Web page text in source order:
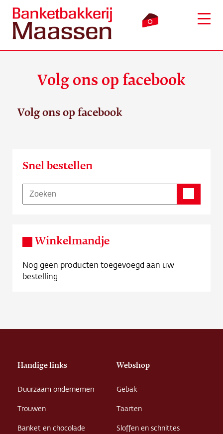
0
Bezorging
Over ons
Volg ons op facebook
Volg ons op facebook
Snel bestellen
Winkelmandje
Nog geen producten toegevoegd aan uw
bestelling
Handige links
Duurzaam ondernemen
Trouwen
Banket en chocolade
Webshop
Gebak
Taarten
Sloffen en schnittes